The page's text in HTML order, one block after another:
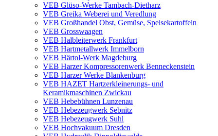
VEB Glüso-Werke Tambach-Dietharz
VEB Greika Weberei und Veredlung
VEB Großhandel Obst, Gemüse, Speisekartoffeln
VEB Grosswaagen
VEB Halbleiterwerk Frankfurt
VEB Hartmetallwerk Immelborn
VEB Härtol-Werk Magdeburg
VEB Harzer Kompressorenwerk Benneckenstein
VEB Harzer Werke Blankenburg
VEB HAZET Hartzerkleinerungs- und
Keramikmaschinen Zwickau
VEB Hebebühnen Lunzenau
VEB Hebezeugwerk Sebnitz
VEB Hebezeugwerk Suhl
VEB Hochvakuum Dresden